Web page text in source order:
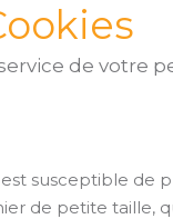
de votre
susceptible de
de petite taille,